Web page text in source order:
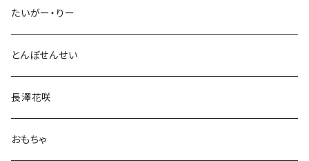
たいがー・りー
とんぼせんせい
長澤花咲
おもちゃ